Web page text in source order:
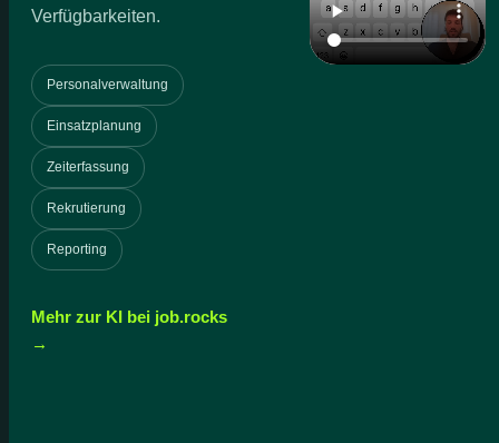
Verfügbarkeiten.
Personalverwaltung
Einsatzplanung
Zeiterfassung
Rekrutierung
Reporting
Mehr zur KI bei job.rocks
→